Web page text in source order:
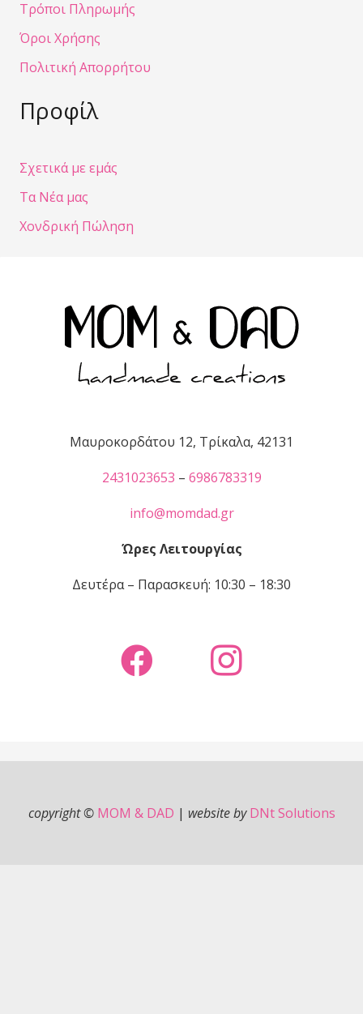
Τρόποι Πληρωμής
Όροι Χρήσης
Πολιτική Απορρήτου
Προφίλ
Σχετικά με εμάς
Τα Νέα μας
Χονδρική Πώληση
Μαυροκορδάτου 12, Τρίκαλα, 42131
2431023653 – 6986783319
info@momdad.gr
Ώρες Λειτουργίας
Δευτέρα – Παρασκευή: 10:30 – 18:30
copyright © MOM & DAD | website by DNt Solutions